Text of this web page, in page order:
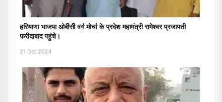
हरियाणा भाजपा ओबीसी वर्ग मोर्चा के प्रदेश महामंत्री रामेश्वर प्रजापती
फरीदाबाद पहुंचे।
21 Oct 2024